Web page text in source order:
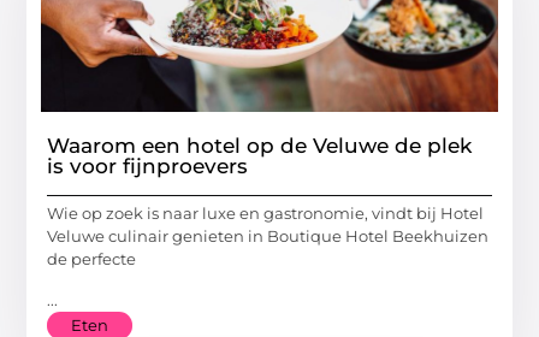
Waarom een hotel op de Veluwe de plek
is voor fijnproevers
Wie op zoek is naar luxe en gastronomie, vindt bij Hotel
Veluwe culinair genieten in Boutique Hotel Beekhuizen
de perfecte
...
Eten